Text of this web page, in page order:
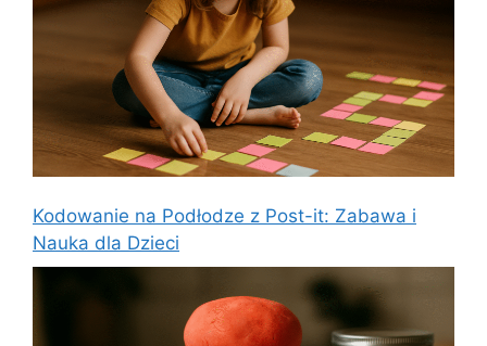
Kodowanie na Podłodze z Post-it: Zabawa i
Nauka dla Dzieci